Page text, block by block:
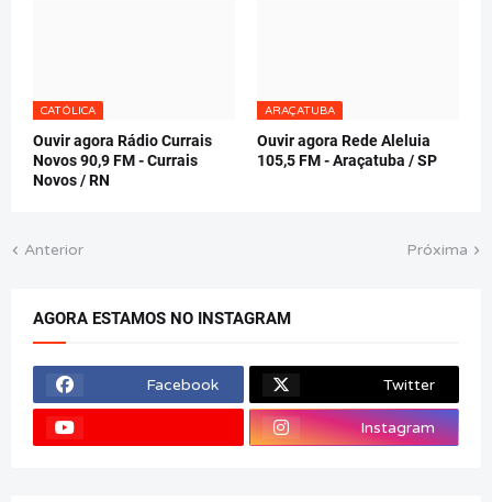
CATÓLICA
Ouvir agora Rádio Currais
Novos 90,9 FM - Currais
Novos / RN
ARAÇATUBA
Ouvir agora Rede Aleluia
105,5 FM - Araçatuba / SP
Anterior Próxima
AGORA ESTAMOS NO INSTAGRAM
Facebook Twitter
Instagram